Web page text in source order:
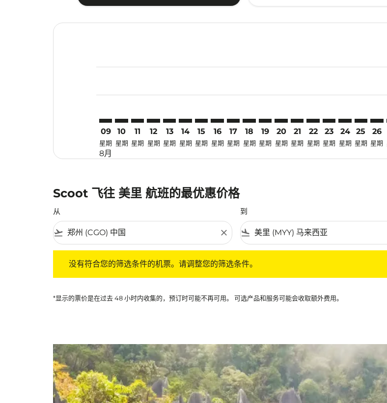
09
星期
8月
10
星期
11
星期
12
星期
13
星期
14
星期
15
星期
16
星期
17
星期
18
星期
19
星期
20
星期
CGO–MYY: cmp-view-
21
星期
CGO–MYY: cmp-
22
星期
CGO–MYY:
23
星期
CGO–MYY:
24
星期
25
星期
26
星期
Scoot 飞往 美里 航班的最优惠价格
从
flight_takeoff close
到
flight_land
没有符合您的筛选条件的机票。请调整您的筛选条件。
*显示的票价是在过去 48 小时内收集的，预订时可能不再可用。 可选产品和服务可能会收取额外费用。